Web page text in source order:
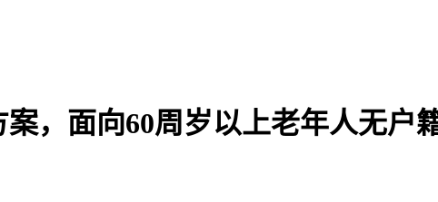
，面向60周岁以上老年人无户